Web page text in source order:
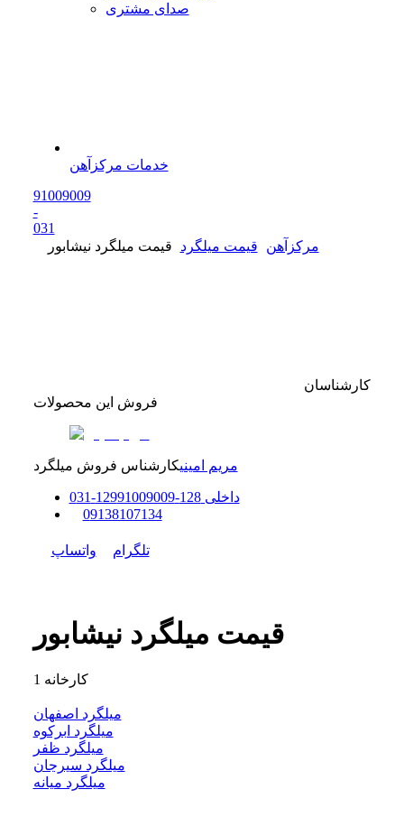
صدای مشتری
خدمات مرکزآهن
91009009
-
031
مرکزآهن
قیمت میلگرد قیمت میلگرد نیشابور
قیمت میلگرد نیشابور
1 کارخانه
میلگرد اصفهان
میلگرد ابرکوه
میلگرد ظفر
میلگرد سیرجان
میلگرد میانه
کارشناسان
فروش این محصولات
مریم امینیکارشناس فروش میلگرد
داخلی128-129
91009009
-
031
09138107134
تلگرام واتساپ